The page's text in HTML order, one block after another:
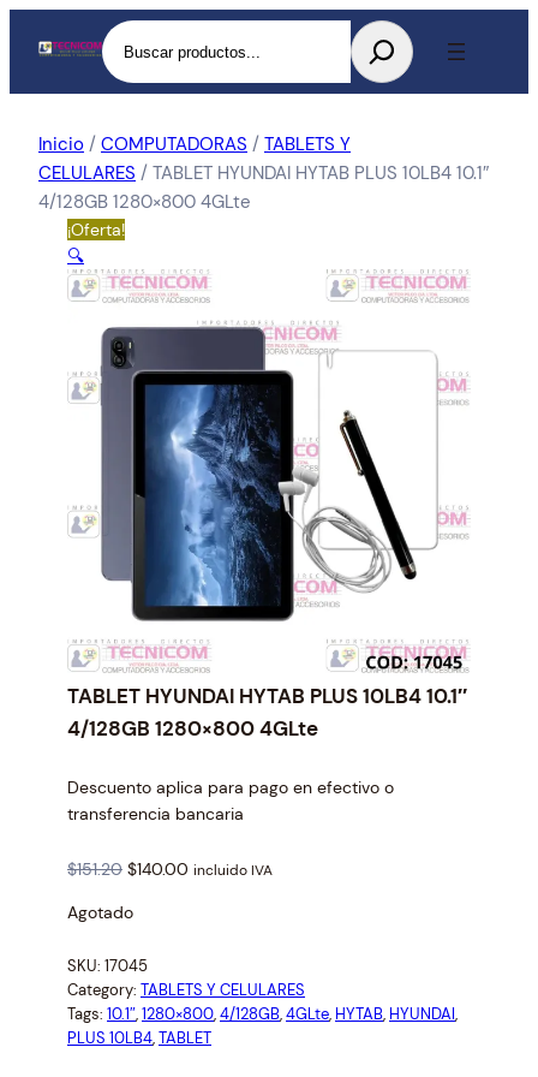
Buscar
Inicio / COMPUTADORAS / TABLETS Y
CELULARES / TABLET HYUNDAI HYTAB PLUS 10LB4 10.1″
4/128GB 1280×800 4GLte
¡Oferta!
🔍
TABLET HYUNDAI HYTAB PLUS 10LB4 10.1″
4/128GB 1280×800 4GLte
Descuento aplica para pago en efectivo o
transferencia bancaria
$151.20 O
i
i
n
a
l
$140.00 C
n
t
p
incluido IVA
Agotado
SKU: 17045
Category: TABLETS Y CELULARES
Tags: 10.1″, 1280×800, 4/128GB, 4GLte, HYTAB, HYUNDAI
PLUS 10LB4, TABLET